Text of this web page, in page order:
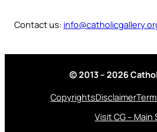
Contact us:
© 2013 – 2026
CopyrightsDisclaimer
Visit CG – Main